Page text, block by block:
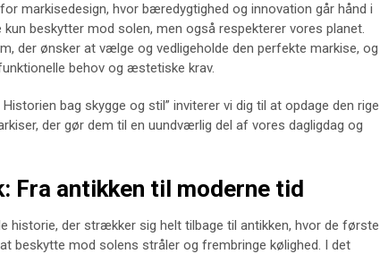
markisedesign, hvor bæredygtighed og innovation går hånd i
beskytter mod solen, men også respekterer vores planet.
der ønsker at vælge og vedligeholde den perfekte markise, og
behov og æstetiske krav.
bag skygge og stil” inviterer vi dig til at opdage den rige
der gør dem til en uundværlig del af vores dagligdag og
Fra antikken til moderne tid
historie, der strækker sig helt tilbage til antikken, hvor de første
beskytte mod solens stråler og frembringe kølighed. I det